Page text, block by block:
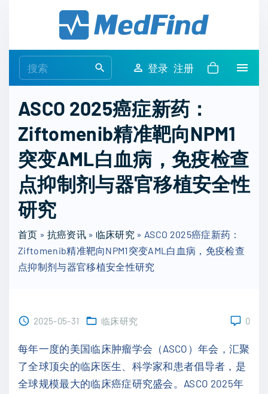
e
r
c
h
o
r
登录 注册
ASCO 2025癌症新药：
Ziftomenib精准靶向NPM1
突变AML白血病，免疫检查
点抑制剂与器官移植安全性
研究
首页 » 抗癌资讯» 临床研究 » ASCO 2025癌症新药：
Ziftomenib精准靶向NPM1突变AML白血病，免疫检查
点抑制剂与器官移植安全性研究
2025-05-31 临床研究 0
每年一度的美国临床肿瘤学会（ASCO）年会，汇聚
了全球顶尖的临床医生、科学家和患者倡导者，是
全球规模最大的临床癌症研究盛会。ASCO 2025年